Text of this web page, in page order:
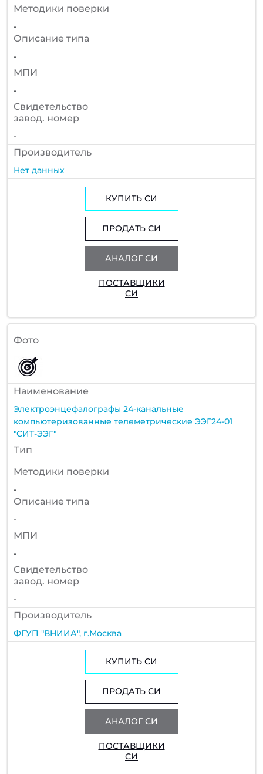
Методики поверки
-
Описание типа
-
МПИ
-
Cвидетельство
завод. номер
-
Производитель
Нет данных
КУПИТЬ СИ
ПРОДАТЬ СИ
АНАЛОГ СИ
ПОСТАВЩИКИ
СИ
Фото
Наименование
Электроэнцефалографы 24-канальные
компьютеризованные телеметрические ЭЭГ24-01
"СИТ-ЭЭГ"
Тип
Методики поверки
-
Описание типа
-
МПИ
-
Cвидетельство
завод. номер
-
Производитель
ФГУП "ВНИИА", г.Москва
КУПИТЬ СИ
ПРОДАТЬ СИ
АНАЛОГ СИ
ПОСТАВЩИКИ
СИ